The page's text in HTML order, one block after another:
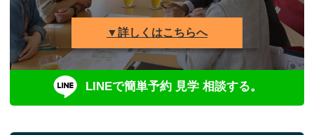
▼詳しくはこちらへ
LINEで簡単予約 見学 相談する。